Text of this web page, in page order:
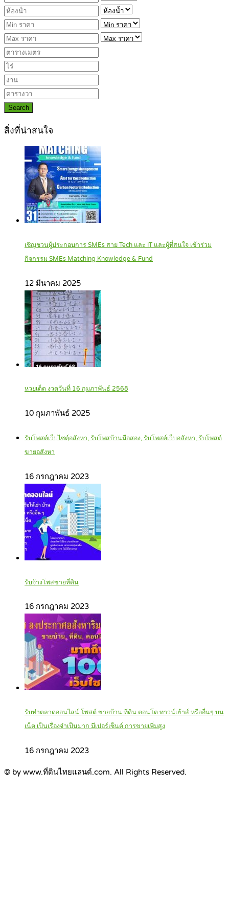
Search
สิ่งที่น่าสนใจ
เชิญชวนผู้ประกอบการ SMEs สาย Tech และ IT และผู้ที่สนใจ เข้าร่วม
กิจกรรม SMEs Matching Knowledge & Fund
12 มีนาคม 2025
หวยเด็ด งวดวันที่ 16 กุมภาพันธ์ 2568
10 กุมภาพันธ์ 2025
รับโพสต์เว็บไซตฺ์อสังหา, รับโพสบ้านมือสอง, รับโพสต์เว็บอสังหา, รับโพสต์
ขายอสังหา
16 กรกฎาคม 2023
รับจ้างโพสขายที่ดิน
16 กรกฎาคม 2023
รับทำตลาดออนไลน์ โพสต์ ขายบ้าน ที่ดิน คอนโด ทาวน์เฮ้าส์ หรืออื่นๆ บน
เน็ต เป็นเรื่องจำเป็นมาก มีเปอร์เซ็นต์ การขายเพิ่มสูง
16 กรกฎาคม 2023
© by www.ที่ดินไทยแลนด์.com. All Rights Reserved.